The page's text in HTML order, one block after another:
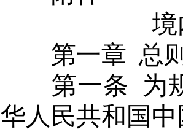
第一章 总
第一条
为
华人民共和国